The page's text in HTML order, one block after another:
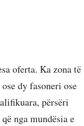
oferta. Ka zona të
dy fasoneri ose
përsëri
nga mundësia e